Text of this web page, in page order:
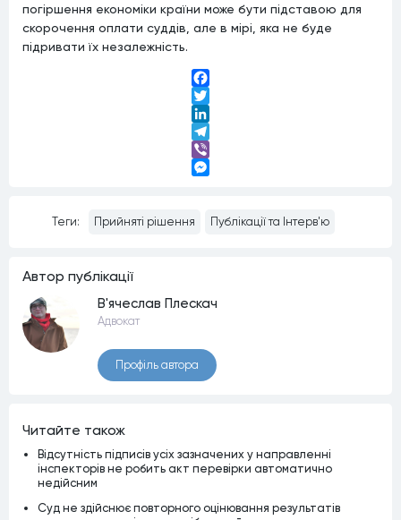
погіршення економіки країни може бути підставою для
скорочення оплати суддів, але в мірі, яка не буде
підривати їх незалежність.
Facebook
Twitter
LinkedIn
Telegram
Viber
Теги: Прийняті рішення Публікації та Інтерв'ю
Автор публiкацiї
В'ячеслав Плескач
Адвокат
Профiль автора
Читайте також
Відсутність підписів усіх зазначених у направленні
інспекторів не робить акт перевірки автоматично
недійсним
Суд не здійснює повторного оцінювання результатів